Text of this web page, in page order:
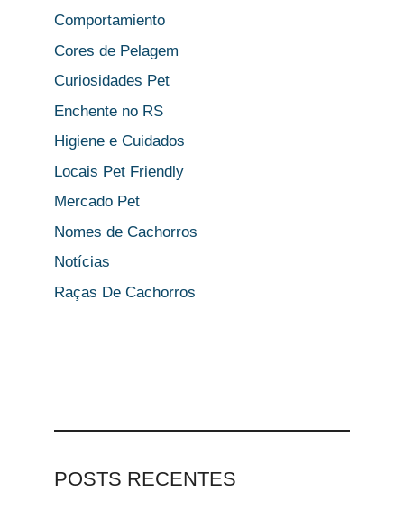
Comportamiento
Cores de Pelagem
Curiosidades Pet
Enchente no RS
Higiene e Cuidados
Locais Pet Friendly
Mercado Pet
Nomes de Cachorros
Notícias
Raças De Cachorros
POSTS RECENTES